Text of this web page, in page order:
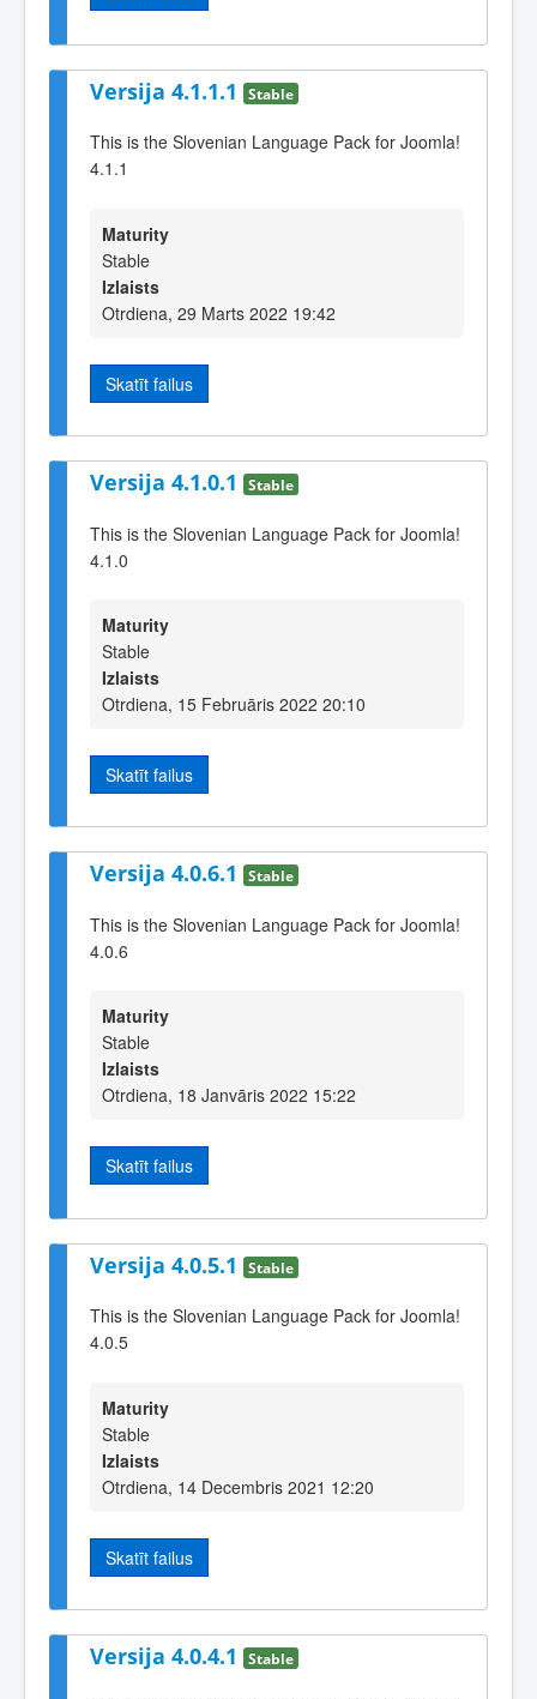
Versija 4.1.1.1 Stable
This is the Slovenian Language Pack for Joomla!
4.1.1
Maturity
Stable
Izlaists
Otrdiena, 29 Marts 2022 19:42
Skatīt failus
Versija 4.1.0.1 Stable
This is the Slovenian Language Pack for Joomla!
4.1.0
Maturity
Stable
Izlaists
Otrdiena, 15 Februāris 2022 20:10
Skatīt failus
Versija 4.0.6.1 Stable
This is the Slovenian Language Pack for Joomla!
4.0.6
Maturity
Stable
Izlaists
Otrdiena, 18 Janvāris 2022 15:22
Skatīt failus
Versija 4.0.5.1 Stable
This is the Slovenian Language Pack for Joomla!
4.0.5
Maturity
Stable
Izlaists
Otrdiena, 14 Decembris 2021 12:20
Skatīt failus
Versija 4.0.4.1 Stable